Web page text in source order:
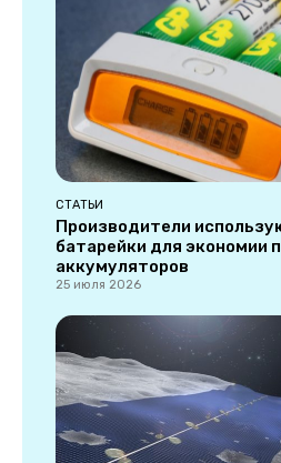
СТАТЬИ
Производители
батарейки для экономии
аккумуляторов
25 июля 2026